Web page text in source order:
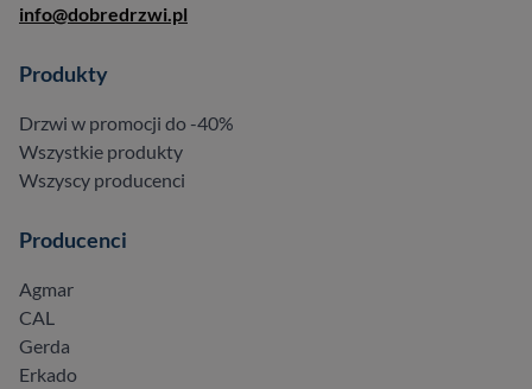
info@dobredrzwi.pl
Produkty
Drzwi w promocji do -40%
Wszystkie produkty
Wszyscy producenci
Producenci
Agmar
CAL
Gerda
Erkado